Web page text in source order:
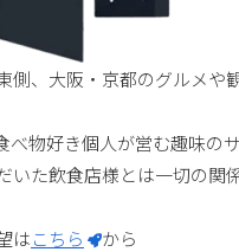
側、大阪・京都のグルメや
物好き個人が営む趣味の
いた飲食店様とは一切の関
はこちら
から